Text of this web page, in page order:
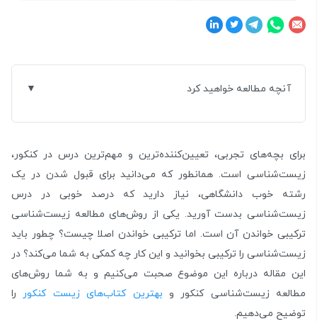
آنچه مطالعه خواهید کرد
برای بچه‌های تجربی، تعیین‌کننده‌ترین و مهم‌ترین درس در کنکور،
زیست‌شناسی است. همانطور که می‌دانید برای قبول شدن در یک
رشته خوب دانشگاهی، نیاز دارید که درصد خوبی در درس
زیست‌شناسی بدست آورید. یکی از روش‌های مطالعه زیست‌شناسی
ترکیبی خواندن آن است. اما ترکیبی خواندن اصلا چیست؟ چطور باید
زیست‌شناسی را ترکیبی بخوانید و این کار چه کمکی به شما می‌کند؟ در
این مقاله درباره این موضوع صحبت می‌کنیم و به شما روش‌های
مطالعه زیست‌شناسی کنکور و بهترین کتاب‌های زیست کنکور
را
توضیح می‌دهیم.